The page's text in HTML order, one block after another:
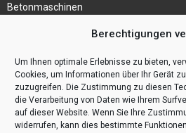
Berechtigungen
Um Ihnen optimale Erlebnisse zu bieten,
Cookies, um Informationen über Ihr Gerät
zuzugreifen. Die Zustimmung zu diesen
die Verarbeitung von Daten wie Ihrem
auf dieser Website. Wenn Sie Ihre
widerrufen, kann dies bestimmte
Betonmaschinen
Effizienzsteigerung